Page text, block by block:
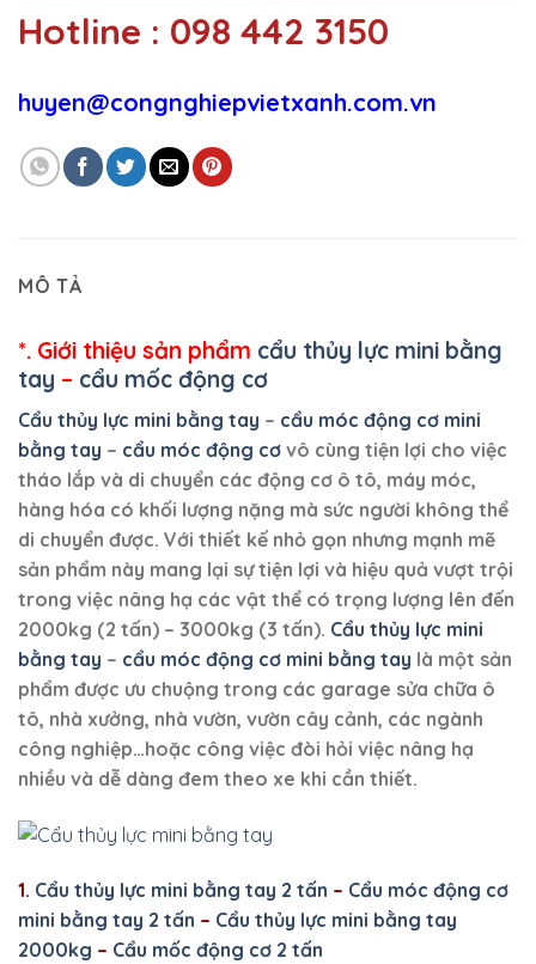
Hotline : 098 442 3150
huyen@congnghiepvietxanh.com.vn
MÔ TẢ
*. Giới thiệu sản phẩm cẩu thủy lực mini bằng
tay – cẩu mốc động cơ
Cẩu thủy lực mini bằng tay – cẩu móc động cơ mini
bằng tay – cẩu móc động cơ vô cùng tiện lợi cho việc
tháo lắp và di chuyển các động cơ ô tô, máy móc,
hàng hóa có khối lượng nặng mà sức người không thể
di chuyển được. Với thiết kế nhỏ gọn nhưng mạnh mẽ
sản phẩm này mang lại sự tiện lợi và hiệu quả vượt trội
trong việc nâng hạ các vật thể có trọng lượng lên đến
2000kg (2 tấn) – 3000kg (3 tấn). Cẩu thủy lực mini
bằng tay – cẩu móc động cơ mini bằng tay là một sản
phẩm được ưu chuộng trong các garage sửa chữa ô
tô, nhà xưởng, nhà vườn, vườn cây cảnh, các ngành
công nghiệp…hoặc công việc đòi hỏi việc nâng hạ
nhiều và dễ dàng đem theo xe khi cần thiết.
1. Cẩu thủy lực mini bằng tay 2 tấn – Cẩu móc động cơ
mini bằng tay 2 tấn – Cẩu thủy lực mini bằng tay
2000kg – Cẩu mốc động cơ 2 tấn